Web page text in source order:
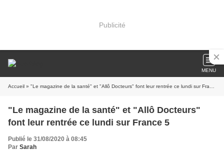
Publicité
MENU
Accueil » "Le magazine de la santé" et "Allô Docteurs" font leur rentrée ce lundi sur France 5
"Le magazine de la santé" et "Allô Docteurs"
font leur rentrée ce lundi sur France 5
Publié le 31/08/2020 à 08:45
Par Sarah